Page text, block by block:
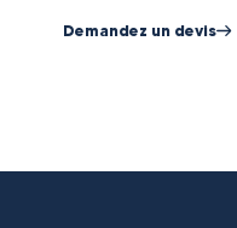
Demandez un devis